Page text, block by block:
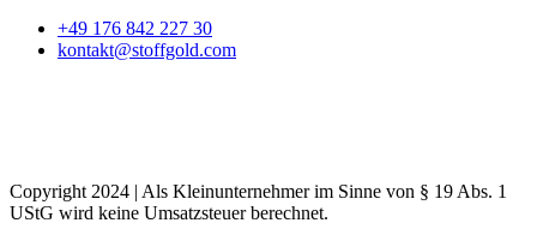
+49 176 842 227 30
kontakt@stoffgold.com
Copyright 2024 | Als Kleinunternehmer im Sinne von § 19 Abs. 1
UStG wird keine Umsatzsteuer berechnet.